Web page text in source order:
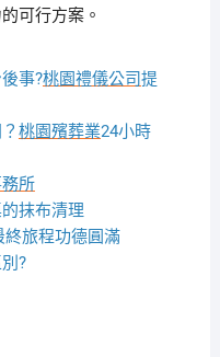
可行方案。
事?桃園禮儀公司提
桃園殯葬業24小時
所
抹布清理
終旅程功德圓滿
?